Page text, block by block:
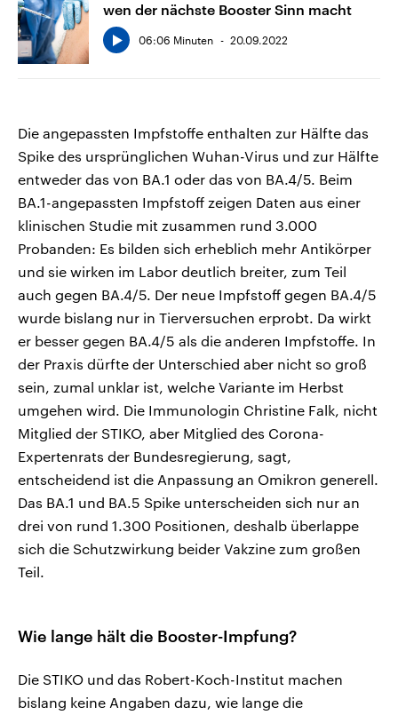
wen der nächste Booster Sinn macht
06:06 Minuten 20.09.2022
Die angepassten Impfstoffe enthalten zur Hälfte das
Spike des ursprünglichen Wuhan-Virus und zur Hälfte
entweder das von BA.1 oder das von BA.4/5. Beim
BA.1-angepassten Impfstoff zeigen Daten aus einer
klinischen Studie mit zusammen rund 3.000
Probanden: Es bilden sich erheblich mehr Antikörper
und sie wirken im Labor deutlich breiter, zum Teil
auch gegen BA.4/5. Der neue Impfstoff gegen BA.4/5
wurde bislang nur in Tierversuchen erprobt. Da wirkt
er besser gegen BA.4/5 als die anderen Impfstoffe. In
der Praxis dürfte der Unterschied aber nicht so groß
sein, zumal unklar ist, welche Variante im Herbst
umgehen wird. Die Immunologin Christine Falk, nicht
Mitglied der STIKO, aber Mitglied des Corona-
Expertenrats der Bundesregierung, sagt,
entscheidend ist die Anpassung an Omikron generell.
Das BA.1 und BA.5 Spike unterscheiden sich nur an
drei von rund 1.300 Positionen, deshalb überlappe
sich die Schutzwirkung beider Vakzine zum großen
Teil.
Wie lange hält die Booster-Impfung?
Die STIKO und das Robert-Koch-Institut machen
bislang keine Angaben dazu, wie lange die